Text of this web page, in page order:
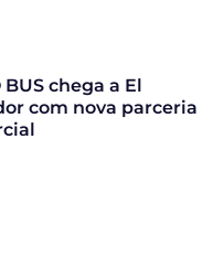
BUS chega a El
com nova parceria